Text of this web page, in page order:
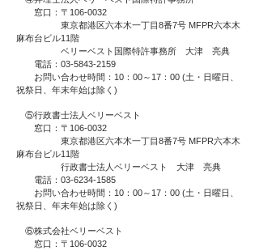
窓口：〒106-0032
東京都港区六本木一丁目8番7号 MFPR六本木
麻布台ビル11階
ベリーベスト国際特許事務所 大津 亮典
電話：03-5843-2159
お問い合わせ時間：10：00～17：00 (土・日曜日、
祝祭日、年末年始は除く)
⑤行政書士法人ベリーベスト
窓口：〒106-0032
東京都港区六本木一丁目8番7号 MFPR六本木
麻布台ビル11階
行政書士法人ベリーベスト 大津 亮典
電話：03-6234-1585
お問い合わせ時間：10：00～17：00 (土・日曜日、
祝祭日、年末年始は除く)
⑥株式会社ベリーベスト
窓口：〒106-0032